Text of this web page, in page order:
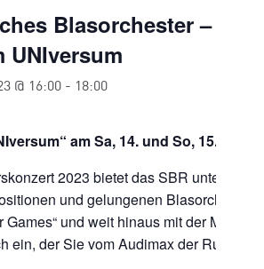
Blasorchester –
UNIversum
@ 16:00 - 18:00
am Sa, 14. und So, 15.
2023 bietet das SBR unter
und gelungenen
Games“ und weit hinaus mit der Musik
ein, der Sie vom Audimax der Ruhr-